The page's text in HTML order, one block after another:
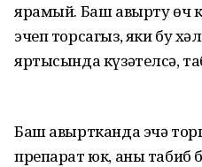
ярамый. Баш авырту өч
эчеп торсагыз, яки бу
яртысында күзәтелсә,
Баш авыртканда эчә
препарат юк, аны табиб